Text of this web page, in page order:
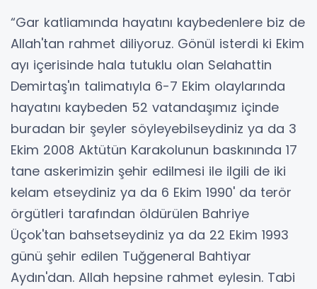
“Gar katliamında hayatını kaybedenlere biz de
Allah'tan rahmet diliyoruz. Gönül isterdi ki Ekim
ayı içerisinde hala tutuklu olan Selahattin
Demirtaş'ın talimatıyla 6-7 Ekim olaylarında
hayatını kaybeden 52 vatandaşımız içinde
buradan bir şeyler söyleyebilseydiniz ya da 3
Ekim 2008 Aktütün Karakolunun baskınında 17
tane askerimizin şehir edilmesi ile ilgili de iki
kelam etseydiniz ya da 6 Ekim 1990' da terör
örgütleri tarafından öldürülen Bahriye
Üçok'tan bahsetseydiniz ya da 22 Ekim 1993
günü şehir edilen Tuğgeneral Bahtiyar
Aydın'dan. Allah hepsine rahmet eylesin. Tabi